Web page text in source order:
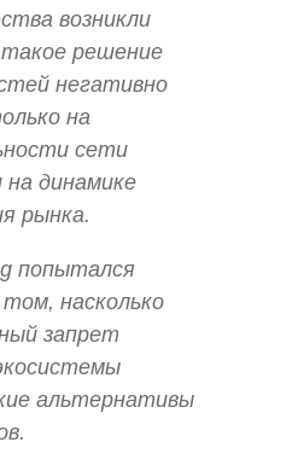
возникли
решение
негативно
на
сети
на динамике
рынка.
попытался
насколько
запрет
альтернативы